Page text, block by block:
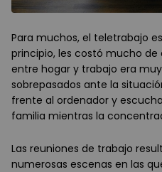
Para muchos, el teletrabajo
principio, les costó mucho de
entre hogar y trabajo era
sobrepasados ante la
frente al ordenador y
familia mientras la
Las reuniones de trabajo
numerosas escenas en las